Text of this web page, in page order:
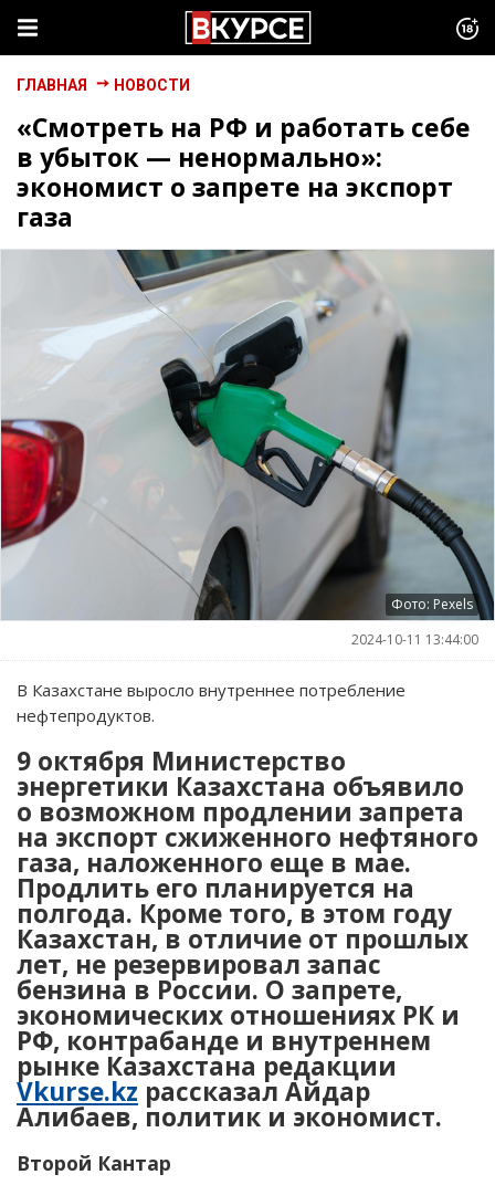
ГЛАВНАЯ НОВОСТИ
«Смотреть на РФ и работать себе
в убыток — ненормально»:
экономист о запрете на экспорт
газа
Фото: Pexels
2024-10-11 13:44:00
В Казахстане выросло внутреннее потребление
нефтепродуктов.
9 октября Министерство
энергетики Казахстана объявило
о возможном продлении запрета
на экспорт сжиженного нефтяного
газа, наложенного еще в мае.
Продлить его планируется на
полгода. Кроме того, в этом году
Казахстан, в отличие от прошлых
лет, не резервировал запас
бензина в России. О запрете,
экономических отношениях РК и
РФ, контрабанде и внутреннем
рынке Казахстана редакции
Vkurse.kz рассказал Айдар
Алибаев, политик и экономист.
Второй Кантар